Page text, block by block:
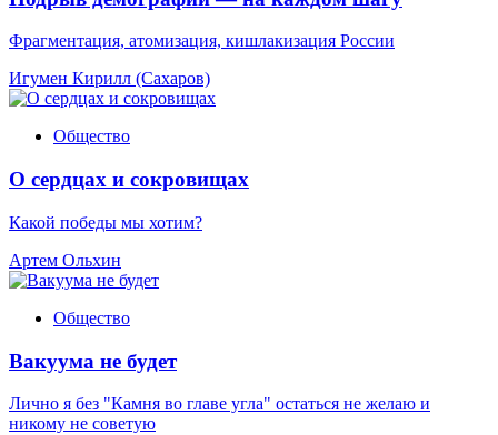
Фрагментация, атомизация, кишлакизация России
Игумен Кирилл (Сахаров)
Общество
О сердцах и сокровищах
Какой победы мы хотим?
Артем Ольхин
Общество
Вакуума не будет
Лично я без "Камня во главе угла" остаться не желаю и
никому не советую